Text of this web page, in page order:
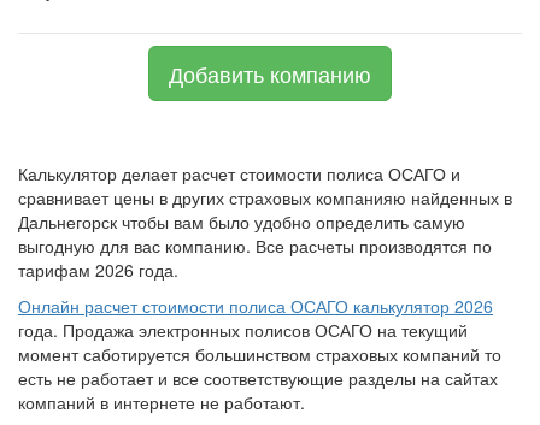
Добавить компанию
Калькулятор делает расчет стоимости полиса ОСАГО и
сравнивает цены в других страховых компанияю найденных в
Дальнегорск чтобы вам было удобно определить самую
выгодную для вас компанию. Все расчеты производятся по
тарифам 2026 года.
Онлайн расчет стоимости полиса ОСАГО калькулятор 2026
года. Продажа электронных полисов ОСАГО на текущий
момент саботируется большинством страховых компаний то
есть не работает и все соответствующие разделы на сайтах
компаний в интернете не работают.